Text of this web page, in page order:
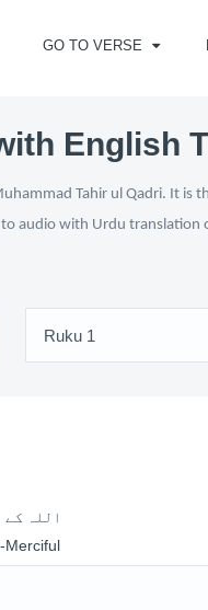
GO TO VERSE
English
Tahir ul Qadri. It
audio with Urdu
اللہ کے
Merciful